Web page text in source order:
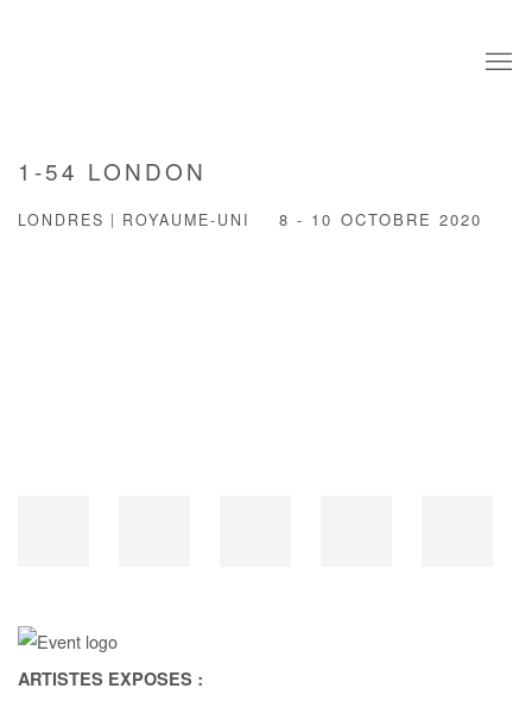
1-54 LONDON
LONDRES | ROYAUME-UNI 8 - 10 OCTOBRE 2020
ARTISTES EXPOSES :